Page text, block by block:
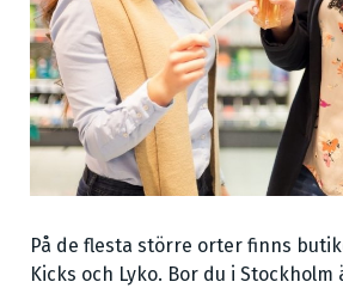
På de flesta större orter finns
Kicks och Lyko. Bor du i